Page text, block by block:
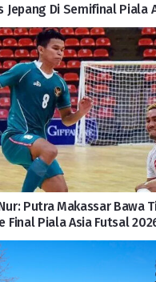
Jepang Di Semifinal Piala
Putra Makassar Bawa
Final Piala Asia Futsal